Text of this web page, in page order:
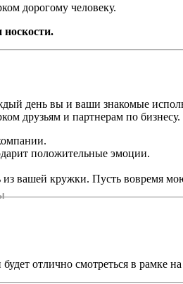
дорогому человеку.
день вы и ваши знакомые
друзьям и партнерам по бизнесу.
положительные эмоции.
из вашей кружки. Пусть вовремя
отлично смотреться в рамке на